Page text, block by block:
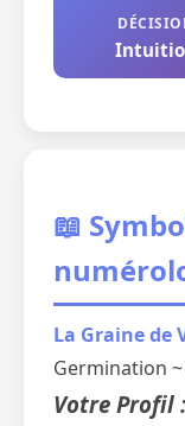
📖
La Graine de
Germination
Votre Profil :